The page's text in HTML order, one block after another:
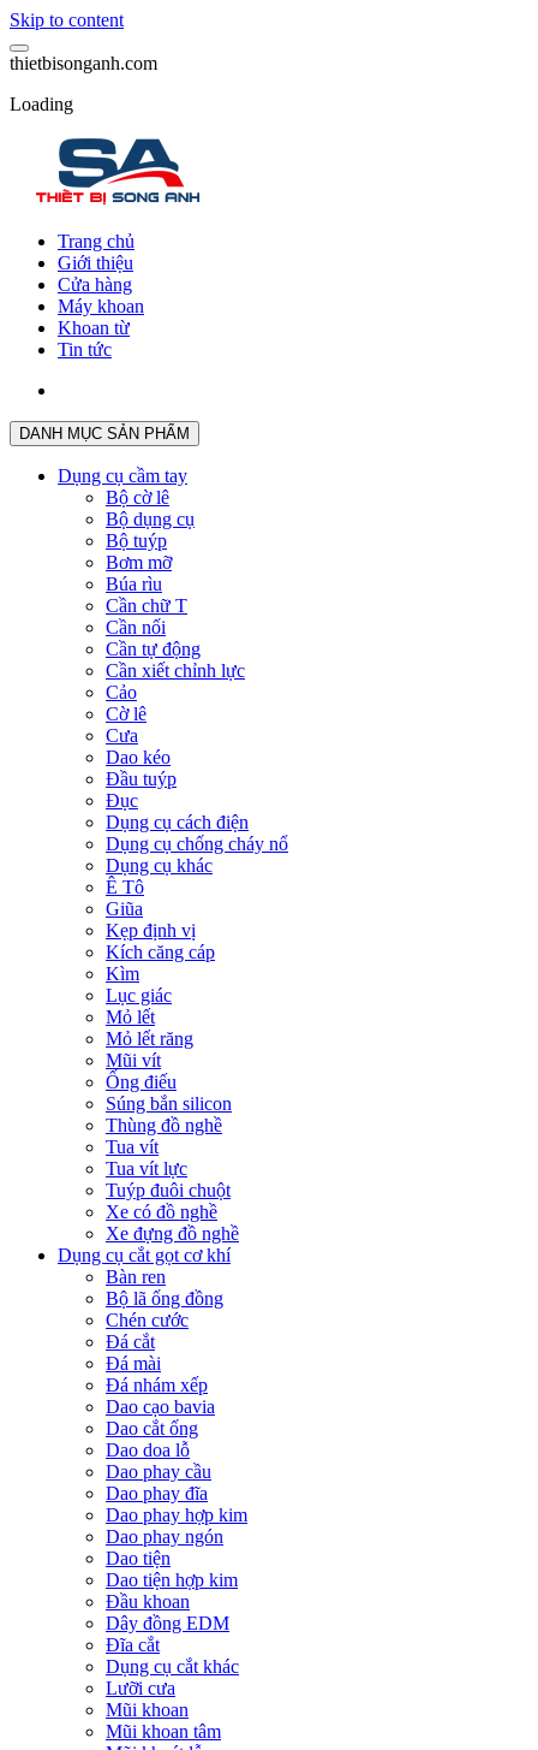
Skip to content
thietbisonganh.com
Loading
Trang chủ
Giới thiệu
Cửa hàng
Máy khoan
Khoan từ
Tin tức
DANH MỤC SẢN PHẨM
Dụng cụ cầm tay
Bộ cờ lê
Bộ dụng cụ
Bộ tuýp
Bơm mỡ
Búa rìu
Cần chữ T
Cần nối
Cần tự động
Cần xiết chỉnh lực
Cảo
Cờ lê
Cưa
Dao kéo
Đầu tuýp
Đục
Dụng cụ cách điện
Dụng cụ chống cháy nổ
Dụng cụ khác
Ê Tô
Giũa
Kẹp định vị
Kích căng cáp
Kìm
Lục giác
Mỏ lết
Mỏ lết răng
Mũi vít
Ống điếu
Súng bắn silicon
Thùng đồ nghề
Tua vít
Tua vít lực
Tuýp đuôi chuột
Xe có đồ nghề
Xe đựng đồ nghề
Dụng cụ cắt gọt cơ khí
Bàn ren
Bộ lã ống đồng
Chén cước
Đá cắt
Đá mài
Đá nhám xếp
Dao cạo bavia
Dao cắt ống
Dao doa lỗ
Dao phay cầu
Dao phay đĩa
Dao phay hợp kim
Dao phay ngón
Dao tiện
Dao tiện hợp kim
Đầu khoan
Dây đồng EDM
Đĩa cắt
Dụng cụ cắt khác
Lưỡi cưa
Mũi khoan
Mũi khoan tâm